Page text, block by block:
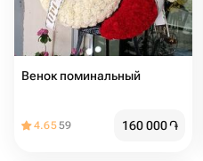
Венок поминальный
4.6559 160 000֏